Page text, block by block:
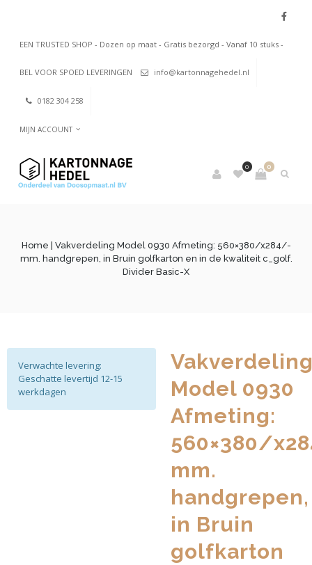
EEN TRUSTED SHOP - Dozen op maat - Gratis bezorgd - Vanaf 10 stuks -
BEL VOOR SPOED LEVERINGEN info@kartonnagehedel.nl
0182 304 258
MIJN ACCOUNT
0
0
Home | Vakverdeling Model 0930 Afmeting: 560×380/x284/-
mm. handgrepen, in Bruin golfkarton en in de kwaliteit c_golf.
Divider Basic-X
Model 0930
Afmeting:
560×380/
mm.
handgrepen,
in Bruin
golfkarton
Verwachte levering:
Geschatte levertijd 12-15
werkdagen